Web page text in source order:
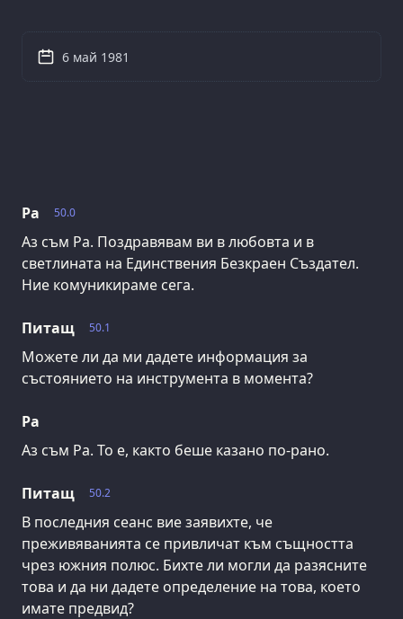
50.0
Ра
Аз съм Ра. Поздравявам ви в любовта и в
светлината на Единствения Безкраен Създател.
Ние комуникираме сега.
50.1
Питащ
Можете ли да ми дадете информация за
състоянието на инструмента в момента?
Ра
Аз съм Ра. То е, както беше казано по-рано.
50.2
Питащ
В последния сеанс вие заявихте, че
преживяванията се привличат към същността
чрез южния полюс. Бихте ли могли да разясните
това и да ни дадете определение на това, което
имате предвид?
6 май 1981